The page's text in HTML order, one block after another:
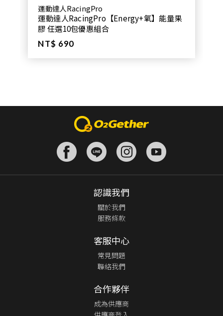
運動達人RacingPro
運動達人RacingPro【Energy+氧】能量果
膠 任選10包優惠組合
NT$ 690
認識我們
關於我們
服務條款
客服中心
常見問題
聯絡我們
合作夥伴
成為供應商